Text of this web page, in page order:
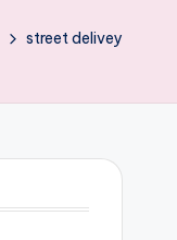
street delivey